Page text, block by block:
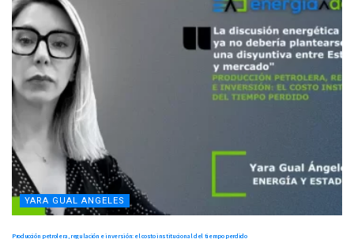
YARA GUAL ANGELES
Producción petrolera, regulación e inversión: el costo institucional del tiempo perdido